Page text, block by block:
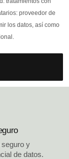
proveedor de
los datos, así como
y
de datos.